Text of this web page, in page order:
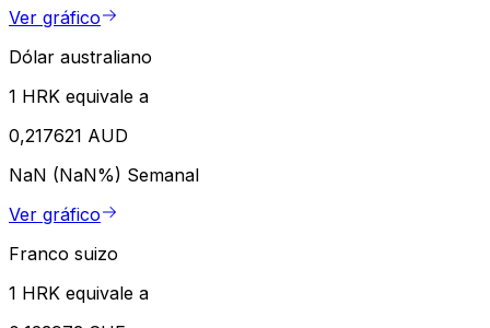
Ver gráfico
Dólar australiano
1 HRK equivale a
0,217621 AUD
NaN (NaN%) Semanal
Ver gráfico
Franco suizo
1 HRK equivale a